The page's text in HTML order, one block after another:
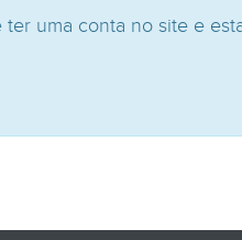
uma conta no site e